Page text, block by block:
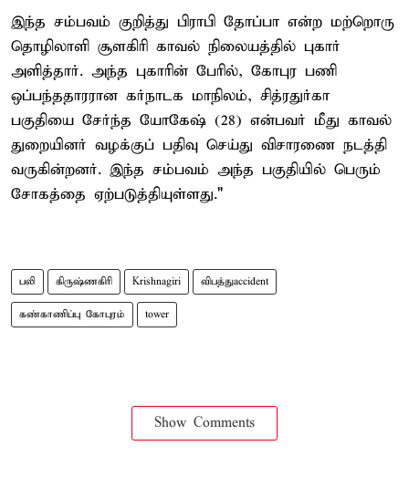
இந்த சம்பவம் குறித்து பிராபி தோப்பா என்ற மற்றொரு
தொழிலாளி சூளகிரி காவல் நிலையத்தில் புகார்
அளித்தார். அந்த புகாரின் பேரில், கோபுர பணி
ஒப்பந்ததாரரான கர்நாடக மாநிலம், சித்ரதுர்கா
பகுதியை சேர்ந்த யோகேஷ் (28) என்பவர் மீது காவல்
துறையினர் வழக்குப் பதிவு செய்து விசாரணை நடத்தி
வருகின்றனர். இந்த சம்பவம் அந்த பகுதியில் பெரும்
சோகத்தை ஏற்படுத்தியுள்ளது."
பலி கிருஷ்ணகிரி Krishnagiri விபத்துaccident
கண்காணிப்பு கோபுரம் tower
Show Comments